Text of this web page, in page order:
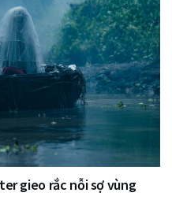
gieo rắc nỗi sợ vùng